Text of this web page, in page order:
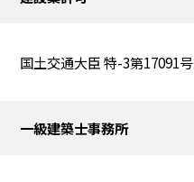
国土交通大臣 特-3第17091号
一級建築士事務所